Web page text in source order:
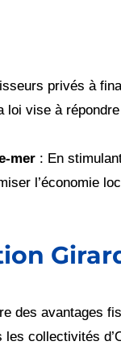
privés à
vise à
mer : En
l’économie
des avantages
collectivités